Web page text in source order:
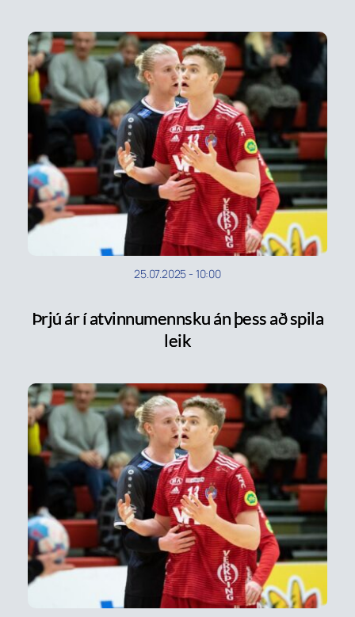
25.07.2025 - 10:00
Þrjú ár í atvinnumennsku án þess að spila
leik